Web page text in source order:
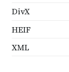
DivX
HEIF
XML